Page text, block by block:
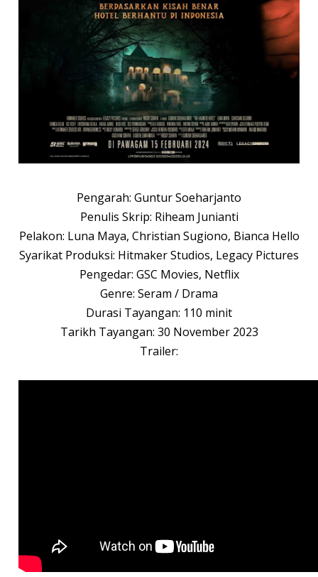
Pengarah: Guntur Soeharjanto
Penulis Skrip: Riheam Junianti
Pelakon: Luna Maya, Christian Sugiono, Bianca Hello
Syarikat Produksi: Hitmaker Studios, Legacy Pictures
Pengedar: GSC Movies, Netflix
Genre: Seram / Drama
Durasi Tayangan: 110 minit
Tarikh Tayangan: 30 November 2023
Trailer: